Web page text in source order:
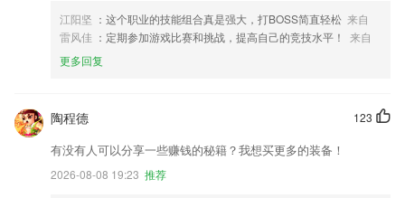
江阳坚 ：这个职业的技能组合真是强大，打BOSS简直轻松 来自
雷风佳 ：定期参加游戏比赛和挑战，提高自己的竞技水平！
来自
更多回复
123
陶程德
有没有人可以分享一些赚钱的秘籍？我想买更多的装备！
2026-08-08 19:23 推荐